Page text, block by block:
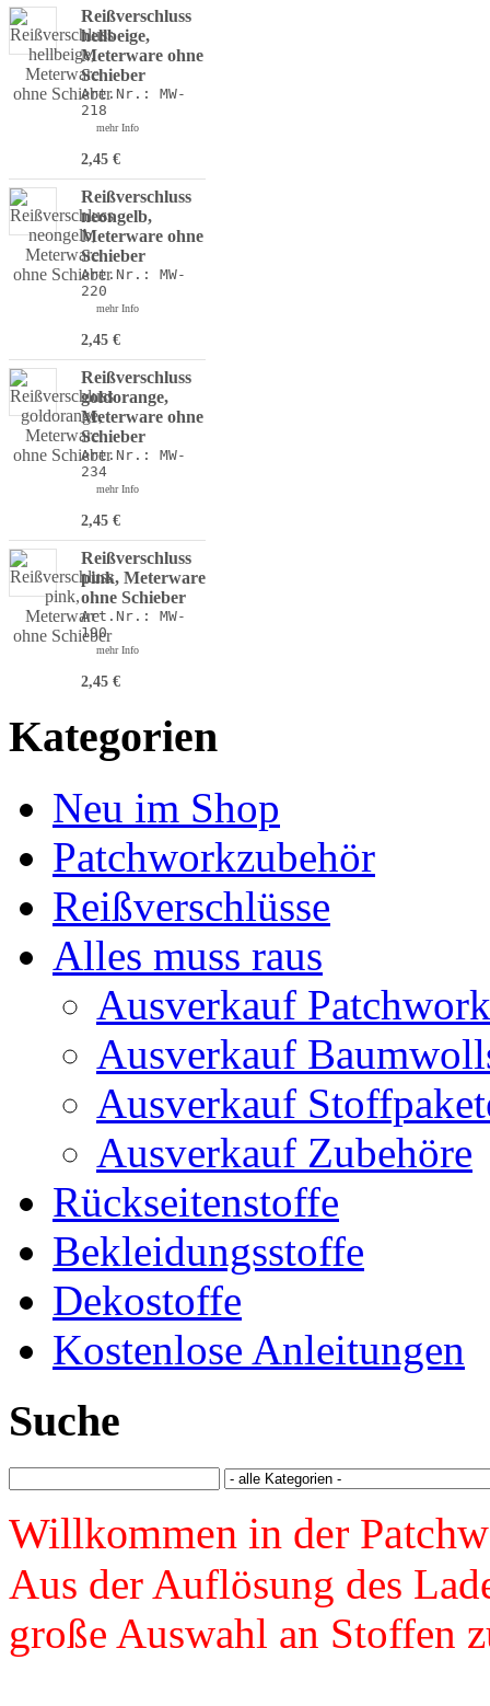
Reißverschluss
hellbeige,
Meterware ohne
Schieber
Art.Nr.: MW-
218
mehr Info
2,45 €
Reißverschluss
neongelb,
Meterware ohne
Schieber
Art.Nr.: MW-
220
mehr Info
2,45 €
Reißverschluss
goldorange,
Meterware ohne
Schieber
Art.Nr.: MW-
234
mehr Info
2,45 €
Reißverschluss
pink, Meterware
ohne Schieber
Art.Nr.: MW-
190
mehr Info
2,45 €
Kategorien
Neu im Shop
Patchworkzubehör
Reißverschlüsse
Alles muss raus
Ausverkauf
Ausverkauf
Ausverkauf
Ausverkauf Zubehöre
Rückseitenstoffe
Bekleidungsstoffe
Dekostoffe
Kostenlose Anleitungen
Suche
Willkommen in der
Aus der Auflösung des
große Auswahl an Stoffen